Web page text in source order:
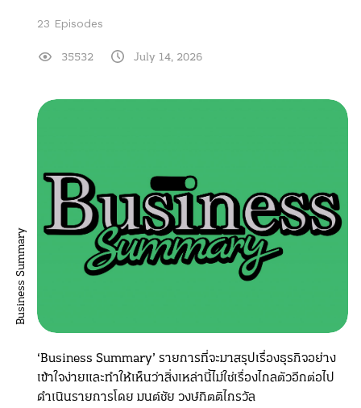
23 Episodes
35532 July 14, 2026
Business Summary
‘Business Summary’ รายการที่จะมาสรุปเรื่องธุรกิจอย่าง
เข้าใจง่ายและทำให้เห็นว่าสิ่งเหล่านี้ไม่ใช่เรื่องไกลตัวอีกต่อไป
ดำเนินรายการโดย มนต์ชัย วงษ์กิตติไกรวัล